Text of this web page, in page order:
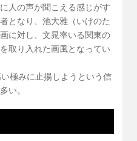
人の声が聞こえる感じがす
となり、池大雅（いけのた
に対し、文晁率いる関東の
取り入れた画風となってい
極みに止揚しようという信
い。